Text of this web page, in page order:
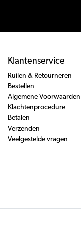
Klantenservice
Ruilen & Retourneren
Bestellen
Algemene Voorwaarden
Klachtenprocedure
Betalen
Verzenden
Veelgestelde vragen